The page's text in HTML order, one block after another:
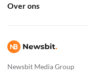
Newsbit Media Group
Over ons